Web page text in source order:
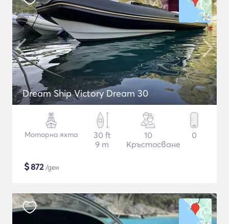
Dream Ship Victory Dream 30
Моторна яхта
30 ft
9 m
10
Кръстосване
0
$872/ден